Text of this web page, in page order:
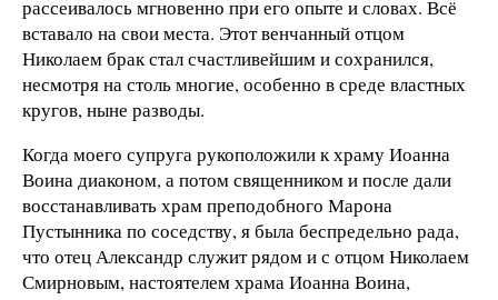
рассеивалось мгновенно при его опыте и словах. Всё
вставало на свои места. Этот венчанный отцом
Николаем брак стал счастливейшим и сохранился,
несмотря на столь многие, особенно в среде властных
кругов, ныне разводы.
Когда моего супруга рукоположили к храму Иоанна
Воина диаконом, а потом священником и после дали
восстанавливать храм преподобного Марона
Пустынника по соседству, я была беспредельно рада,
что отец Александр служит рядом и с отцом Николаем
Смирновым, настоятелем храма Иоанна Воина,